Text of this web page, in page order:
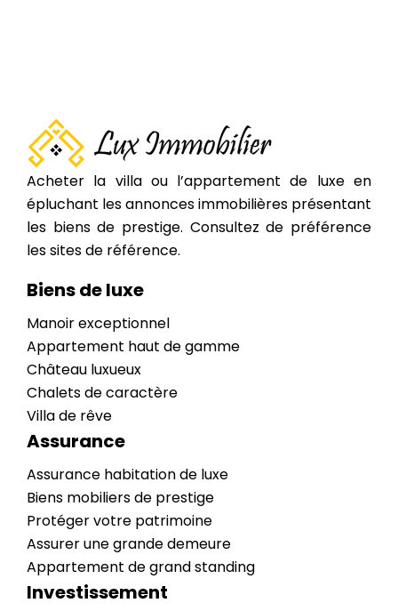
Acheter la villa ou l’appartement de luxe en
épluchant les annonces immobilières présentant
les biens de prestige. Consultez de préférence
les sites de référence.
Biens de luxe
Manoir exceptionnel
Appartement haut de gamme
Château luxueux
Chalets de caractère
Villa de rêve
Assurance
Assurance habitation de luxe
Biens mobiliers de prestige
Protéger votre patrimoine
Assurer une grande demeure
Appartement de grand standing
Investissement